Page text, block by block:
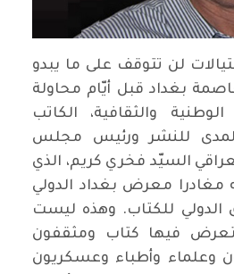
لن تتوقف على ما يبدو
بغداد قبل أيّام محاولة
والثقافية، الكاتب
للنشر ورئيس مجلس
السيّد فخري كريم، الذي
مغادرا معرض بغداد الدولي
للكتاب. وهذه ليست
يتعرض فيها كتاب ومثقفون
وعلماء وأطباء وعسكريون